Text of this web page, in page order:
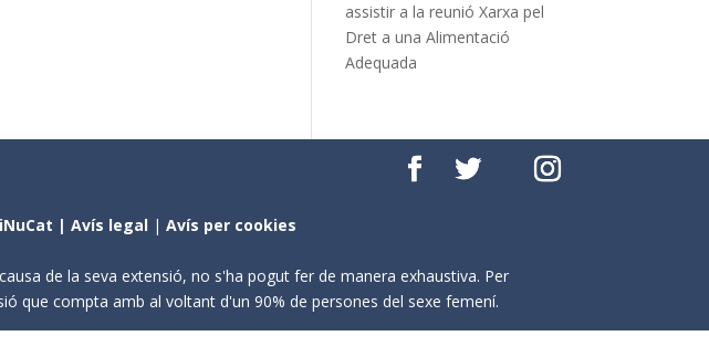
assistir a la reunió Xarxa pel
Dret a una Alimentació
Adequada
|Avís legal |Avís per cookies
de la seva extensió, no s'ha pogut fer de manera exhaustiva. Per
que compta amb al voltant d'un 90% de persones del sexe femení.